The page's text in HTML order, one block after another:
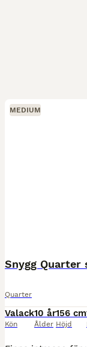
MEDIUM
Snygg Quarter
Quarter
Valack
Kön
10 år
Ålder
156 cm
Höjd